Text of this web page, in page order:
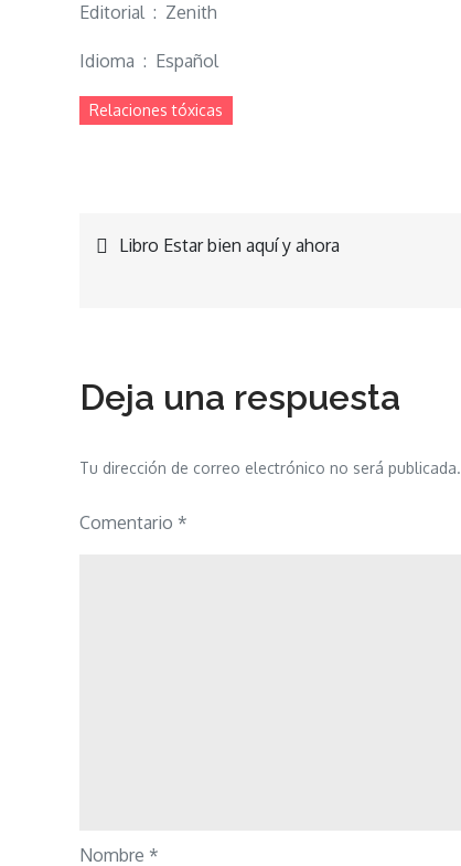
Editorial ‏ : ‎ Zenith
Idioma ‏ : ‎ Español
Relaciones tóxicas
Navegación
entradas
Libro Estar bien aquí y ahora
Deja una respuesta
Tu dirección de correo electrónico no será publicada.
Comentario *
Nombre *